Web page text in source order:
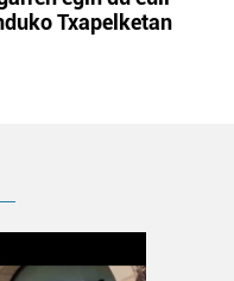
Txapelketan